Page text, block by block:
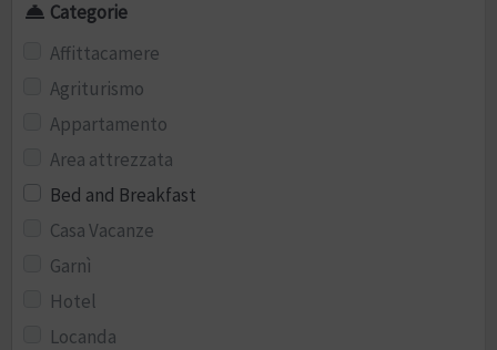
Categorie
Affittacamere
Agriturismo
Appartamento
Area attrezzata
Bed and Breakfast
Casa Vacanze
Garnì
Hotel
Locanda